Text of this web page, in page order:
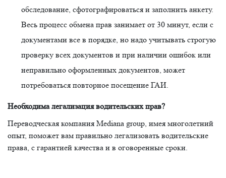
обследование, сфотографироваться и заполнить анкету.
Весь процесс обмена прав занимает от 30 минут, если с
документами все в порядке, но надо учитывать строгую
проверку всех документов и при наличии ошибок или
неправильно оформленных документов, может
потребоваться повторное посещение ГАИ.
Необходима легализация водительских прав?
Переводческая компания Mediana group, имея многолетний
опыт, поможет вам правильно легализовать водительские
права, с гарантией качества и в оговоренные сроки.